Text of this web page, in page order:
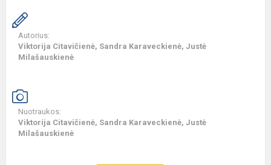
Autorius:
Viktorija Citavičienė, Sandra Karaveckienė, Justė
Milašauskienė
Nuotraukos:
Viktorija Citavičienė, Sandra Karaveckienė, Justė
Milašauskienė